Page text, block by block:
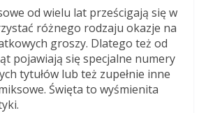
od wielu lat prześcigają się w
różnego rodzaju okazje na
groszy. Dlatego też od
pojawiają się specjalne numery
tytułów lub też zupełnie inne
Święta to wyśmienita